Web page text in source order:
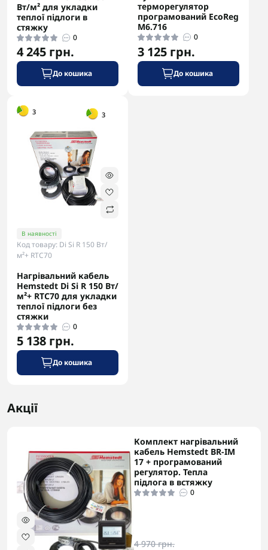
Вт/м² для укладки
теплої підлоги в
стяжку
0
4 245 грн.
До кошика
терморегулятор
програмований EcoReg
M6.716
0
3 125 грн.
До кошика
3
-5% в корзині
3
В наявності
Код товару: Di Si R 150 Вт/
м²+ RTC70
Нагрівальний кабель
Hemstedt Di Si R 150 Вт/
м²+ RTC70 для укладки
теплої підлоги без
стяжки
0
5 138 грн.
До кошика
Акції
Комплект нагрівальний
кабель Hemstedt BR-IM
17 + програмований
регулятор. Тепла
підлога в встяжку
0
4 970 грн.